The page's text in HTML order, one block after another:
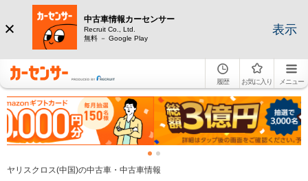
中古車情報カーセンサー
Recruit Co., Ltd.
無料 － Google Play
表示
履歴 お気に入り メニュー
ヤリスクロス(中国)の中古車・中古車情報